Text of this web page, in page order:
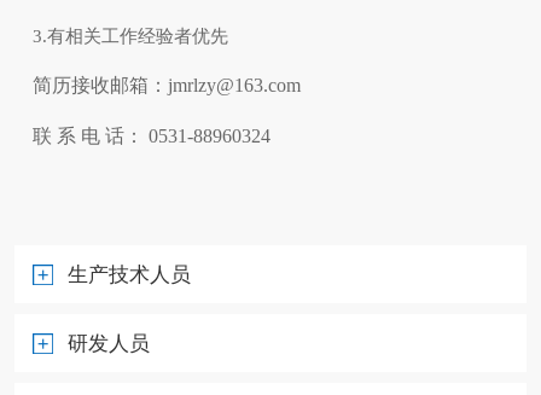
3.有相关工作经验者优先
简历接收邮箱：jmrlzy@163.com
联 系 电 话： 0531-88960324
生产技术人员
研发人员